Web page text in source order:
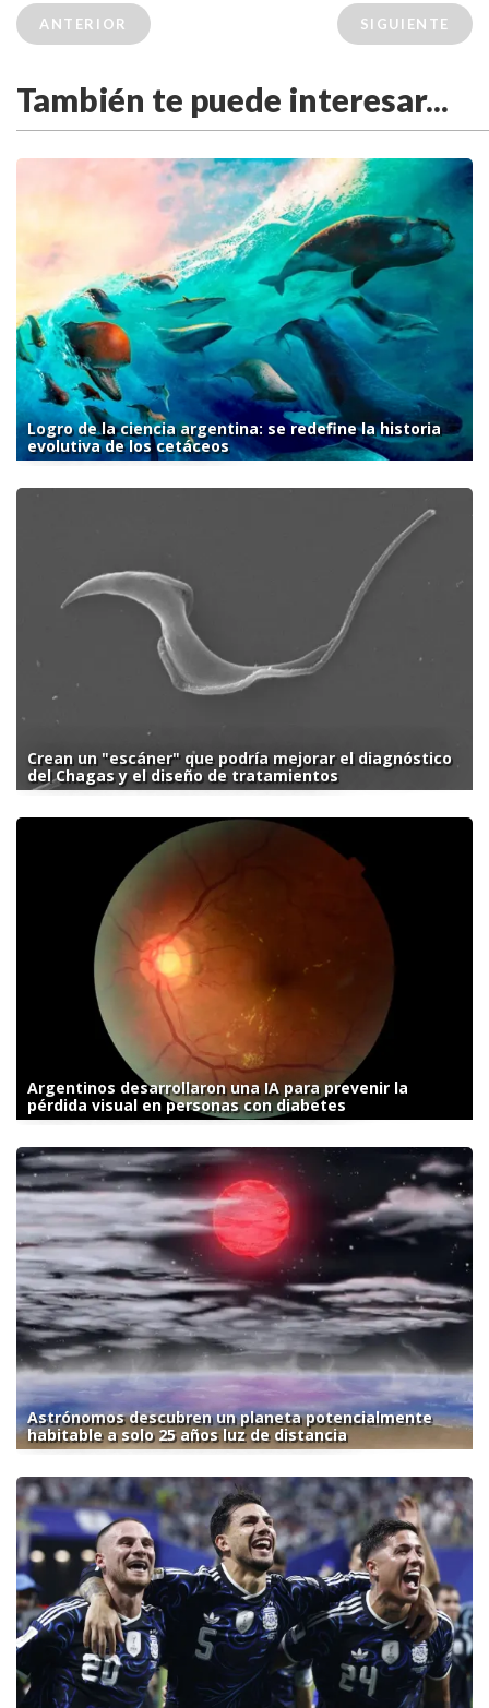
ANTERIOR SIGUIENTE
También te puede interesar...
Logro de la ciencia argentina: se redefine la historia
evolutiva de los cetáceos
Crean un "escáner" que podría mejorar el diagnóstico
del Chagas y el diseño de tratamientos
Argentinos desarrollaron una IA para prevenir la
pérdida visual en personas con diabetes
Astrónomos descubren un planeta potencialmente
habitable a solo 25 años luz de distancia